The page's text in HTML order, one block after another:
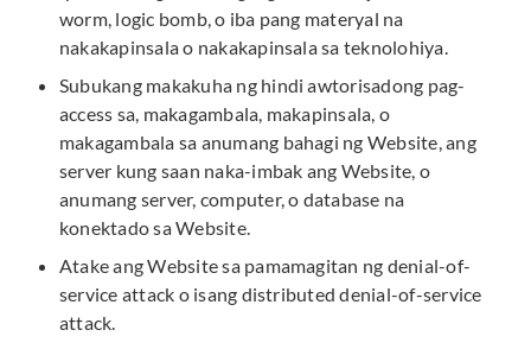
worm, logic bomb, o iba pang materyal na
nakakapinsala o nakakapinsala sa teknolohiya.
Subukang makakuha ng hindi awtorisadong pag-
access sa, makagambala, makapinsala, o
makagambala sa anumang bahagi ng Website, ang
server kung saan naka-imbak ang Website, o
anumang server, computer, o database na
konektado sa Website.
Atake ang Website sa pamamagitan ng denial-of-
service attack o isang distributed denial-of-service
attack.